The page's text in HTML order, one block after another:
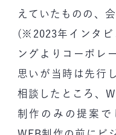
えていたものの、
(※2023年インタビ
ングよりコーポレ
思いが当時は先行
相談したところ、
制作のみの提案で